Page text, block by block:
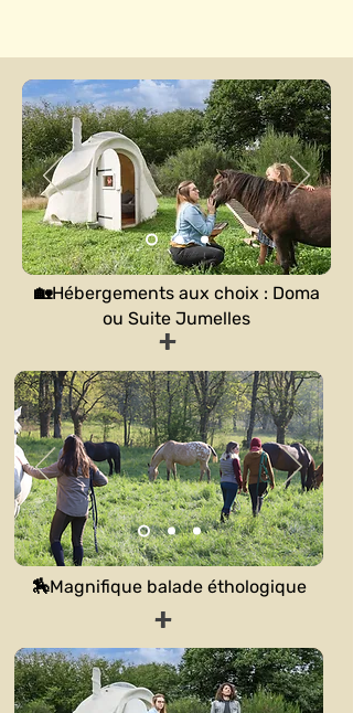
🏡Hébergements aux choix : Doma
ou Suite Jumelles
+
🏇Magnifique balade éthologique
+